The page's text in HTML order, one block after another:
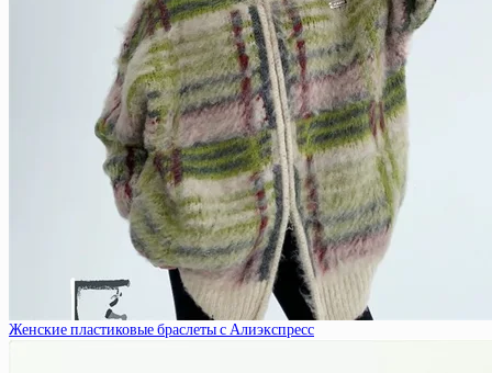
Женские пластиковые браслеты с Алиэкспресс